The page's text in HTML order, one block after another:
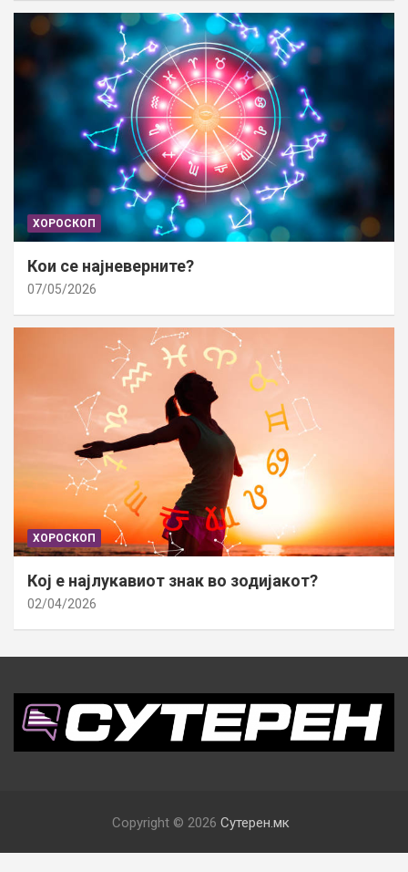
ХОРОСКОП
Кои се најневерните?
07/05/2026
ХОРОСКОП
Кој е најлукавиот знак во зодијакот?
02/04/2026
Copyright © 2026 Сутерен.мк